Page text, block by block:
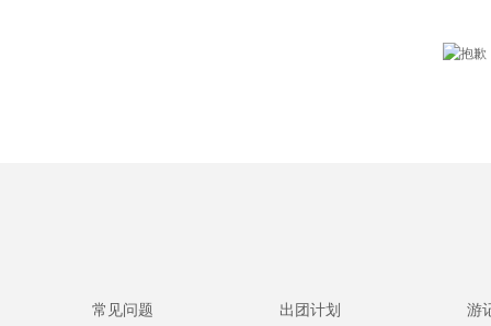
常见问题
出团计划
游